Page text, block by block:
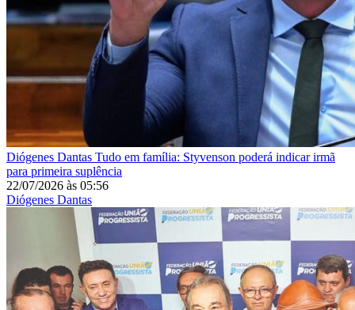
Diógenes Dantas Tudo em família: Styvenson poderá indicar irmã
para primeira suplência
22/07/2026 às 05:56
Diógenes Dantas